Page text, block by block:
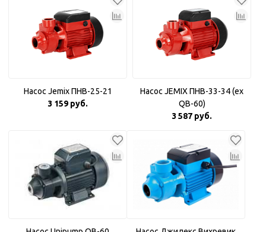
Насос Jemix ПНВ-25-21
3 159 руб.
Насос JEMIX ПНВ-33-34 (ex
QB-60)
3 587 руб.